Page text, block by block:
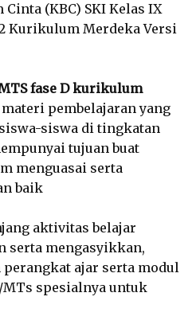
(KBC) SKI Kelas IX
2 Kurikulum Merdeka Versi
MTS fase D kurikulum
pembelajaran yang
siswa di tingkatan
tujuan buat
menguasai serta
baik
aktivitas belajar
serta mengasyikkan,
ajar serta modul
MTs spesialnya untuk